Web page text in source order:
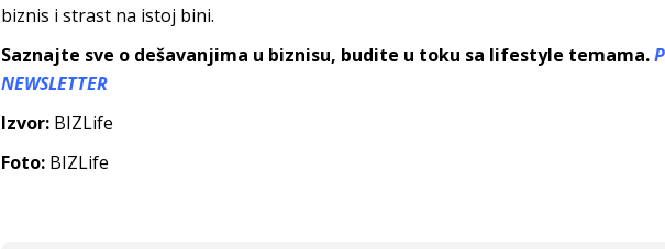
biznis i strast na istoj bini.
Saznajte sve o dešavanjima u biznisu, budite u toku sa lifestyle temama.
NEWSLETTER
Izvor: BIZLife
Foto: BIZLife